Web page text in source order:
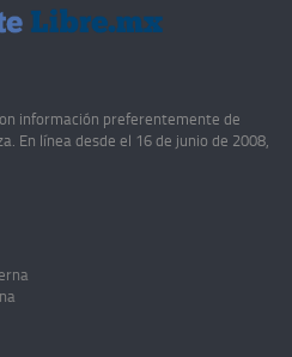
información preferentemente de
En línea desde el 16 de junio de 2008,